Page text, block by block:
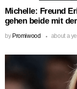
Michelle: Freund
gehen beide mit
by Promiwood about a